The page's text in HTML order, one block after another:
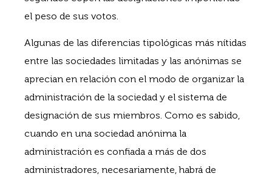
el peso de sus votos.
Algunas de las diferencias tipológicas más nítidas
entre las sociedades limitadas y las anónimas se
aprecian en relación con el modo de organizar la
administración de la sociedad y el sistema de
designación de sus miembros. Como es sabido,
cuando en una sociedad anónima la
administración es confiada a más de dos
administradores, necesariamente, habrá de